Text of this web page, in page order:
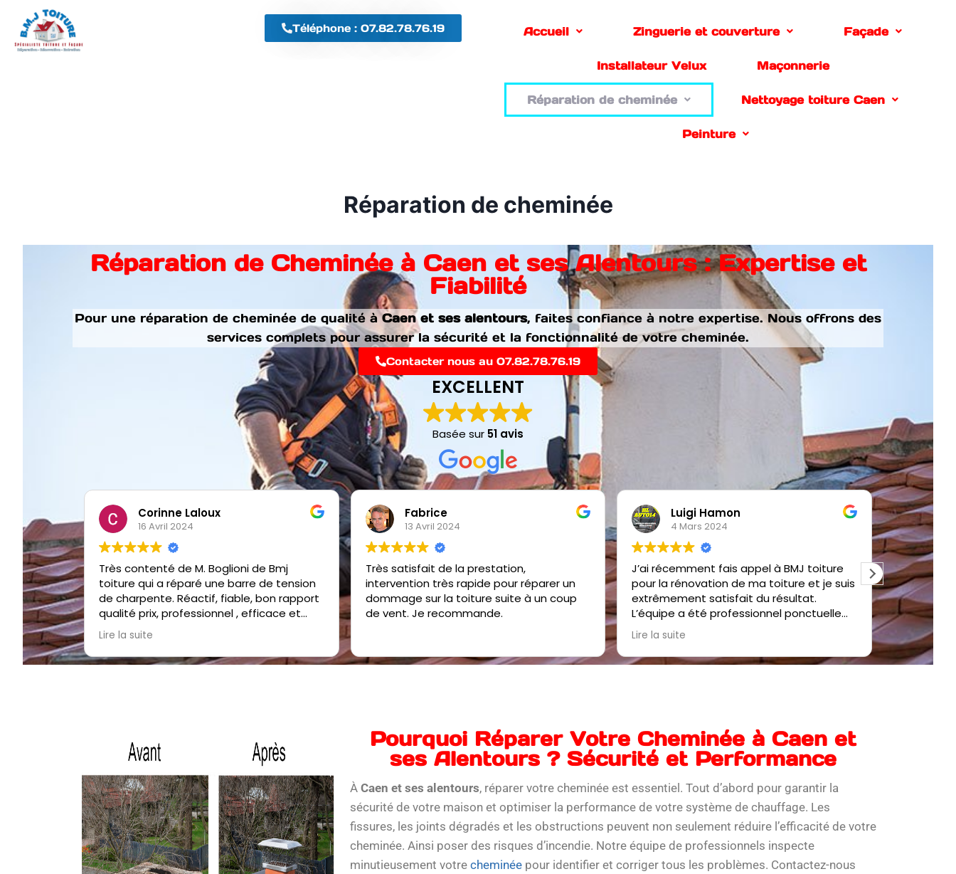
Téléphone : 07.82.78.76.19 Accueil Zinguerie et couverture Façade
Installateur Velux Maçonnerie
Réparation de cheminée Nettoyage toiture Caen
Peinture
Réparation de cheminée
Réparation de Cheminée à Caen et ses Alentours : Expertise et
Fiabilité
Pour une réparation de cheminée de qualité àCaen et ses alentours, faites confiance à notre expertise. Nous offrons des
services complets pour assurer la sécurité et la fonctionnalité de votre cheminée.
Contacter nous au 07.82.78.76.19
EXCELLENT
Basée sur 51 avis
Corinne Laloux
16 Avril 2024
Très contenté de M. Boglioni de Bmj
toiture qui a réparé une barre de tension
de charpente. Réactif, fiable, bon rapport
qualité prix, professionnel , efficace et
sympathique. Je vous recommande
vivement cette entreprise. Corinne Laloux
Lire la suite
Fabrice
13 Avril 2024
Très satisfait de la prestation,
intervention très rapide pour réparer un
dommage sur la toiture suite à un coup
de vent. Je recommande.
Luigi Hamon
4 Mars 2024
J’ai récemment fais appel à BMJ toiture
pour la rénovation de ma toiture et je suis
extrêmement satisfait du résultat.
L’équipe a été professionnel ponctuelle
est très instructif au détail. Ils ont pris le
temps d’expliquer chaque étape du
processus et ont répondu à toutes mes
tous vos besoins en matière de
couverture.
Lire la suite
Je
Pourquoi Réparer Votre Cheminée à Caen et
ses Alentours ? Sécurité et Performance
À Caen et ses alentours, réparer votre cheminée est essentiel. Tout d’abord pour garantir la
sécurité de votre maison et optimiser la performance de votre système de chauffage. Les
fissures, les joints dégradés et les obstructions peuvent non seulement réduire l’efficacité de votre
cheminée. Ainsi poser des risques d’incendie. Notre équipe de professionnels inspecte
minutieusement votre cheminéepour identifier et corriger tous les problèmes. Contactez-nous